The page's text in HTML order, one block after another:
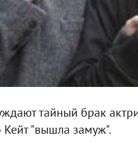
тайный брак
Кейт "вышла замуж".